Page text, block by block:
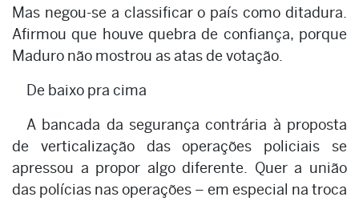
Mas negou-se a classificar o país como ditadura.
Afirmou que houve quebra de confiança, porque
Maduro não mostrou as atas de votação.
De baixo pra cima
A bancada da segurança contrária à proposta
de verticalização das operações policiais se
apressou a propor algo diferente. Quer a união
das polícias nas operações – em especial na troca